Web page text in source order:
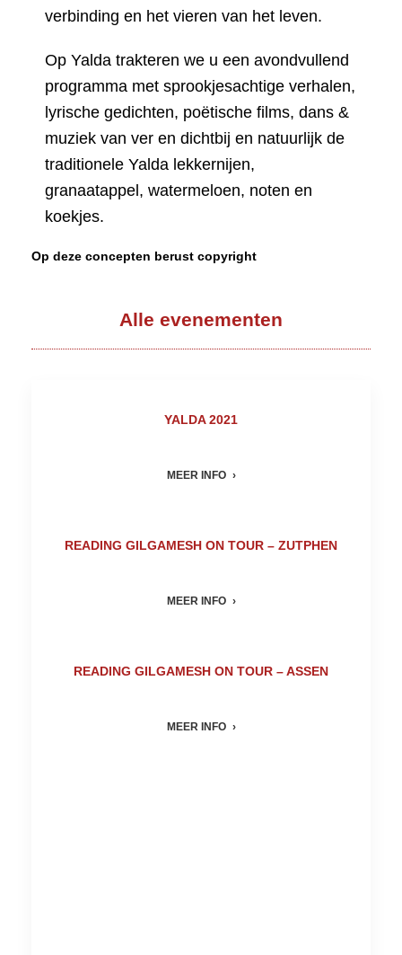
verbinding en het vieren van het leven.
Op Yalda trakteren we u een avondvullend
programma met sprookjesachtige verhalen,
lyrische gedichten, poëtische films, dans &
muziek van ver en dichtbij en natuurlijk de
traditionele Yalda lekkernijen,
granaatappel, watermeloen, noten en
koekjes.
Op deze concepten berust copyright
Alle evenementen
YALDA 2021
MEER INFO
READING GILGAMESH ON TOUR – ZUTPHEN
MEER INFO
READING GILGAMESH ON TOUR – ASSEN
MEER INFO